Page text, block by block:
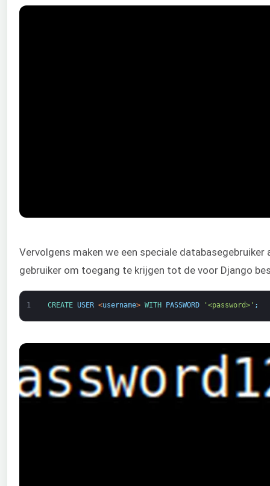
Vervolgens maken we een speciale databasegebruiker
gebruiker om toegang te krijgen tot de voor Django
1 CREATE USER <username> WITH PASSWORD '<password>' ;